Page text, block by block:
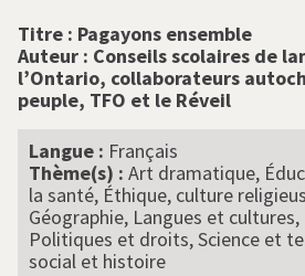
Titre : Pagayons ensemble
Auteur : Conseils scolaires de
l’Ontario, collaborateurs
peuple, TFO et le Réveil
Langue : Français
Thème(s) : Art dramatique,
la santé, Éthique, culture
Géographie, Langues et
Politiques et droits, Science et
social et histoire